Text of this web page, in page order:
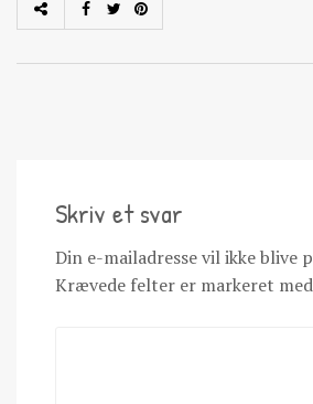
Skriv et svar
Din e-mailadresse vil ikke blive
Krævede felter er markeret med